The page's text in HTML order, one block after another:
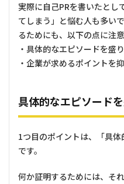
実際に自己PRを書いたとし
てしまう」と悩む人も多い
るためにも、以下の点に注意
・具体的なエピソードを盛
・企業が求めるポイントを
具体的なエピソード
1つ目のポイントは、「具体
です。
何か証明するためには、そ